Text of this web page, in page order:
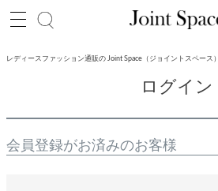
レディースファッション通販の Joint Space（ジョイントスペース）
ログイン
会員登録がお済みのお客様